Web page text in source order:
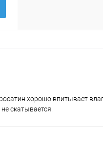
хорошо впитывает
скатывается.